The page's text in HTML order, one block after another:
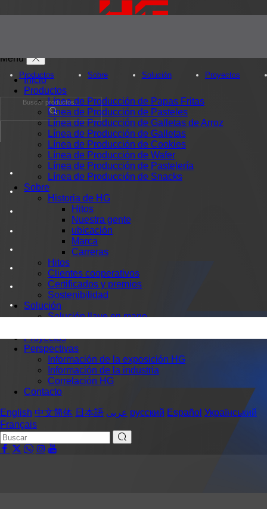
Productos
Menú
Inicio
Productos
Línea de Producción de Papas Fritas
Línea de Producción de Pasteles
Línea de Producción de Galletas de Arroz
Línea de Producción de Galletas
Línea de Producción de Cookies
Línea de Producción de Wafer
Línea de Producción de Pastelería
Línea de Producción de Snacks
Sobre
Historia de HG
Hitos
Nuestra gente
ubicación
Marca
Carreras
Hitos
Clientes cooperativos
Certificados y premios
Sostenibilidad
Solución
Solución llave en mano
Proyectos
Perspectivas
Información de la exposición HG
Información de la industria
Correlación HG
Contacto
English 中文简体 日本語 عربى русский Español Український
Français